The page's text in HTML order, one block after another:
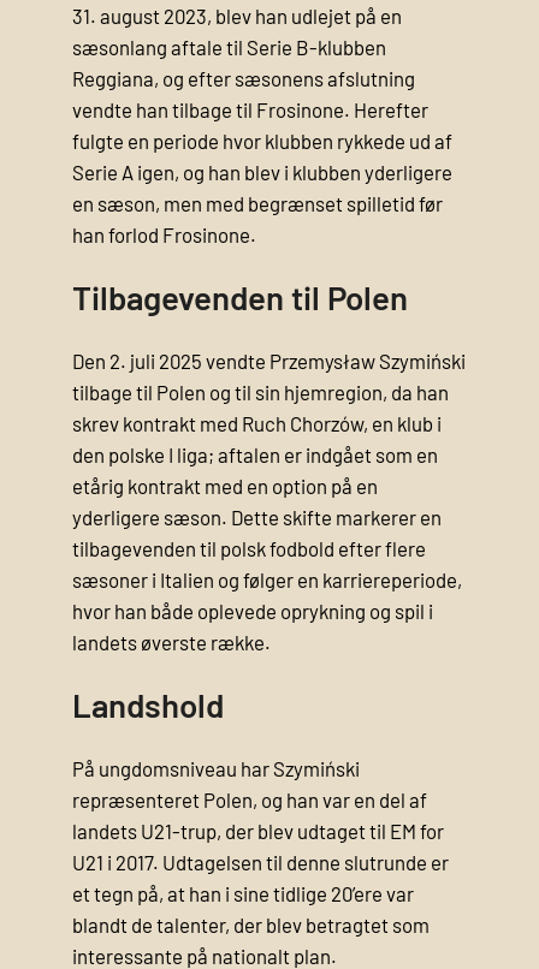
31. august 2023, blev han udlejet på en
sæsonlang aftale til Serie B-klubben
Reggiana, og efter sæsonens afslutning
vendte han tilbage til Frosinone. Herefter
fulgte en periode hvor klubben rykkede ud af
Serie A igen, og han blev i klubben yderligere
en sæson, men med begrænset spilletid før
han forlod Frosinone.
Tilbagevenden til Polen
Den 2. juli 2025 vendte Przemysław Szymiński
tilbage til Polen og til sin hjemregion, da han
skrev kontrakt med Ruch Chorzów, en klub i
den polske I liga; aftalen er indgået som en
etårig kontrakt med en option på en
yderligere sæson. Dette skifte markerer en
tilbagevenden til polsk fodbold efter flere
sæsoner i Italien og følger en karriereperiode,
hvor han både oplevede oprykning og spil i
landets øverste række.
Landshold
På ungdomsniveau har Szymiński
repræsenteret Polen, og han var en del af
landets U21-trup, der blev udtaget til EM for
U21 i 2017. Udtagelsen til denne slutrunde er
et tegn på, at han i sine tidlige 20’ere var
blandt de talenter, der blev betragtet som
interessante på nationalt plan.